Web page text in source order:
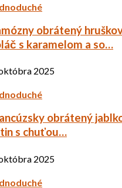
obrátený
s karamelom a so…
2025
obrátený
s chuťou…
2025